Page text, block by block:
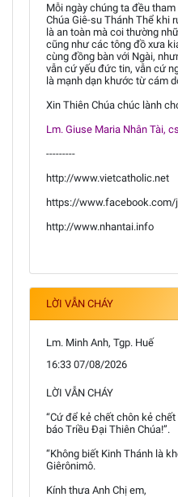
Mỗi ngày chúng ta đều
Chúa Giê-su Thánh Thể khi
là an toàn mà coi thường
cũng như các tông đồ xưa
cùng đồng bàn với Ngài,
vẫn cứ yếu đức tin, vẫn cứ
là mạnh dạn khước từ cám
Xin Thiên Chúa chúc lành
Lm. Giuse Maria Nhân Tài,
---------
http://www.vietcatholic.net
https://www.facebook.com/
http://www.nhantai.info
LỜI VẪN CHÁY
Lm. Minh Anh, Tgp. Huế
16:33 07/08/2026
LỜI VẪN CHÁY
“Cứ để kẻ chết chôn kẻ
báo Triều Đại Thiên Chúa!”.
“Không biết Kinh Thánh là
Giêrônimô.
Kính thưa Anh Chị em,